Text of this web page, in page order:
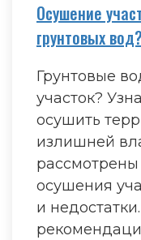
Осушение
грунтовых вод?
Грунтовые
участок?
осушить
излишней
осушения
и